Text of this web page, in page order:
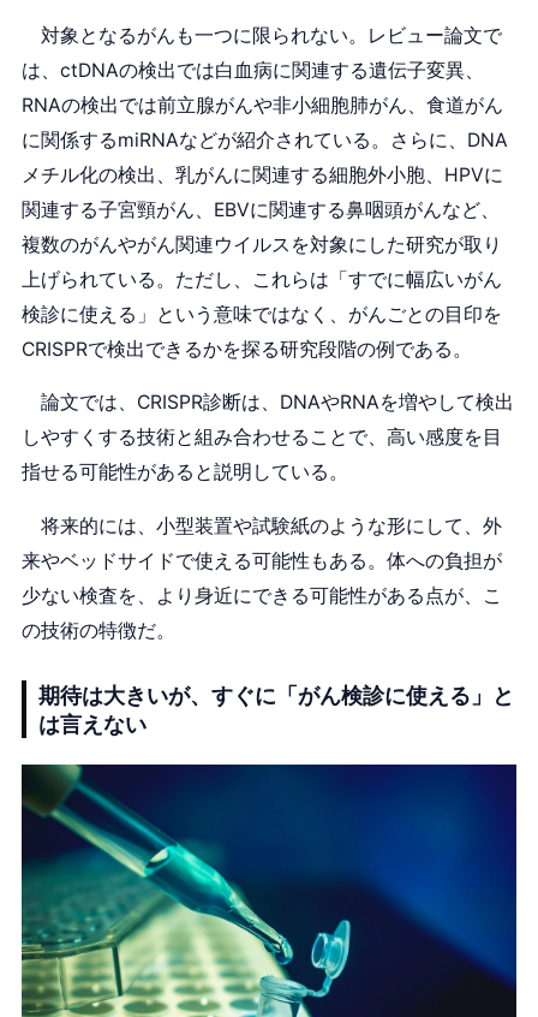
対象となるがんも一つに限られない。レビュー論文で
は、ctDNAの検出では白血病に関連する遺伝子変異、
RNAの検出では前立腺がんや非小細胞肺がん、食道がん
に関係するmiRNAなどが紹介されている。さらに、DNA
メチル化の検出、乳がんに関連する細胞外小胞、HPVに
関連する子宮頸がん、EBVに関連する鼻咽頭がんなど、
複数のがんやがん関連ウイルスを対象にした研究が取り
上げられている。ただし、これらは「すでに幅広いがん
検診に使える」という意味ではなく、がんごとの目印を
CRISPRで検出できるかを探る研究段階の例である。
論文では、CRISPR診断は、DNAやRNAを増やして検出
しやすくする技術と組み合わせることで、高い感度を目
指せる可能性があると説明している。
将来的には、小型装置や試験紙のような形にして、外
来やベッドサイドで使える可能性もある。体への負担が
少ない検査を、より身近にできる可能性がある点が、こ
の技術の特徴だ。
期待は大きいが、すぐに「がん検診に使える」と
は言えない